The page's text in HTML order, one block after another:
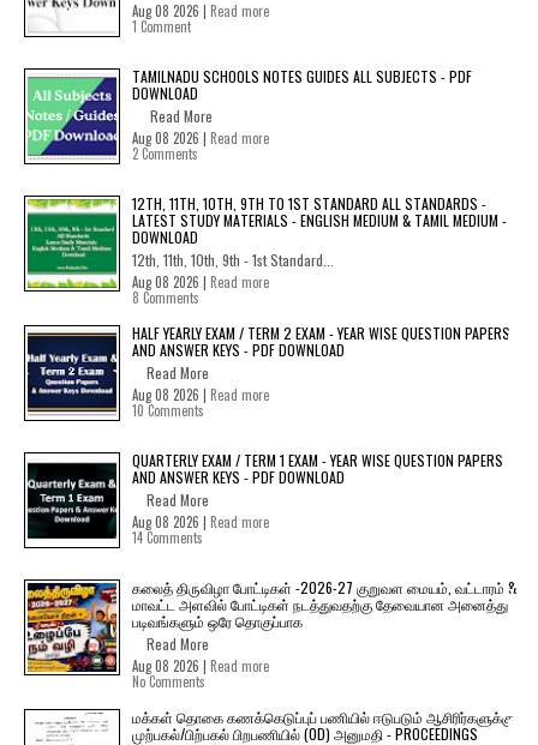
Aug 08 2026 | Read more
1 Comment
TAMILNADU SCHOOLS NOTES GUIDES ALL SUBJECTS - PDF
DOWNLOAD
Read More
Aug 08 2026 | Read more
2 Comments
12TH, 11TH, 10TH, 9TH TO 1ST STANDARD ALL STANDARDS -
LATEST STUDY MATERIALS - ENGLISH MEDIUM & TAMIL MEDIUM -
DOWNLOAD
12th, 11th, 10th, 9th - 1st Standard...
Aug 08 2026 | Read more
8 Comments
HALF YEARLY EXAM / TERM 2 EXAM - YEAR WISE QUESTION PAPERS
AND ANSWER KEYS - PDF DOWNLOAD
Read More
Aug 08 2026 | Read more
10 Comments
QUARTERLY EXAM / TERM 1 EXAM - YEAR WISE QUESTION PAPERS
AND ANSWER KEYS - PDF DOWNLOAD
Read More
Aug 08 2026 | Read more
14 Comments
கலைத் திருவிழா போட்டிகள் -2026-27 குறுவள மையம், வட்டாரம் &
மாவட்ட அளவில் போட்டிகள் நடத்துவதற்கு தேவையான அனைத்து
படிவங்களும் ஒரே தொகுப்பாக
Read More
Aug 08 2026 | Read more
No Comments
மக்கள் தொகை கணக்கெடுப்புப் பணியில் ஈடுபடும் ஆசிரிர்களுக்கு
முற்பகல்/பிற்பகல் பிறபணியில் (OD) அனுமதி - PROCEEDINGS